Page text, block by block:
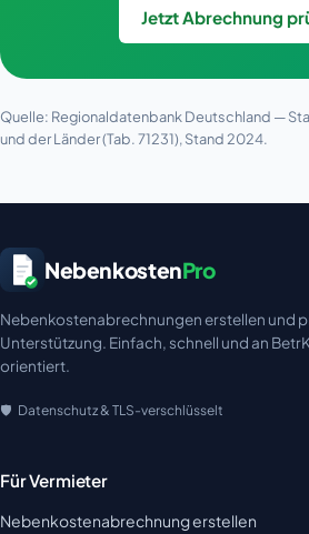
Jetzt Abrechnung
Quelle: Regionaldatenbank Deutschland —
und der Länder (Tab. 71231), Stand 2024.
NebenkostenPro
Nebenkostenabrechnungen erstellen und
Unterstützung. Einfach, schnell und an
orientiert.
Datenschutz & TLS-verschlüsselt
Für Vermieter
Nebenkostenabrechnung erstellen